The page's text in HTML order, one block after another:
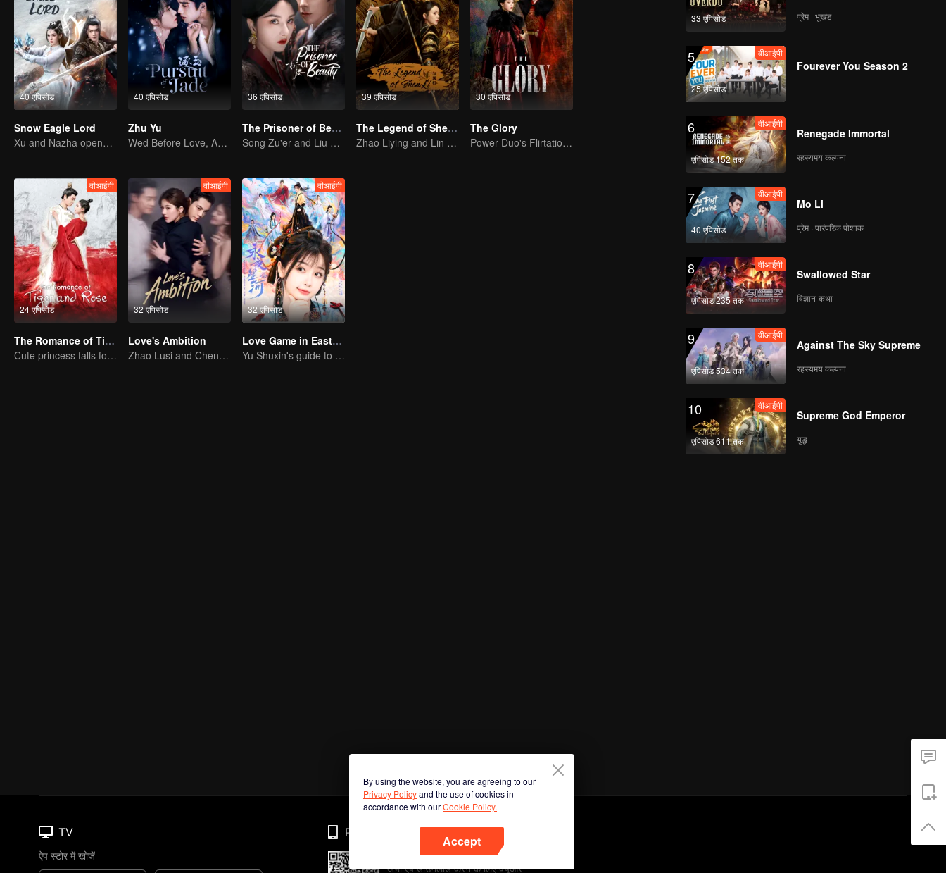
40 एपिसोड
Snow Eagle Lord
Xu and Nazha opens the world of hot-blooded transcendence
40 एपिसोड
Zhu Yu
Wed Before Love, Affection Forged in War
36 एपिसोड
The Prisoner of Beauty
Song Zu'er and Liu Yuning's Family Feud and Romance
39 एपिसोड
The Legend of ShenLi
Zhao Liying and Lin Gengxin Cooperate Again
30 एपिसोड
The Glory
Power Duo's Flirtatious Game: Unraveling the Conspiracy
24 एपिसोड
वीआईपी
The Romance of Tiger and Rose (Thai Ver.)
Cute princess falls for the tsundere prince
32 एपिसोड
वीआईपी
Love's Ambition
Zhao Lusi and Chen Weiting's True Love Hypothesis
32 एपिसोड
वीआईपी
Love Game in Eastern Fantasy (English Ver.)
Yu Shuxin's guide to pursue Ding Yuxi
33 एपिसोड प्रेम · भूखंड
5
25 एपिसोड
वीआईपी
Fourever You Season 2
6
एपिसोड 152 तक
वीआईपी
Renegade Immortal
रहस्यमय कल्पना
7
40 एपिसोड
वीआईपी
Mo Li
प्रेम · पारंपरिक पोशाक
8
एपिसोड 235 तक
वीआईपी
Swallowed Star
विज्ञान-कथा
9
एपिसोड 534 तक
वीआईपी
Against The Sky Supreme
रहस्यमय कल्पना
10
एपिसोड 611 तक
वीआईपी
Supreme God Emperor
युद्ध
By using the website, you are agreeing to our
Privacy Policyand the use of cookies in
accordance with ourCookie Policy.
Accept
TV
ऐप स्टोर में खोजें
Phone
अभी ऐप डाउनलोड करने के लिए क्यूआर